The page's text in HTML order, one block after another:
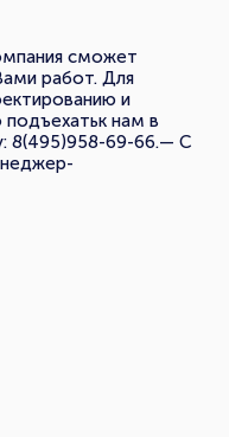
сможет
работ. Для
и
нам в
8(495)958-69-66.— С